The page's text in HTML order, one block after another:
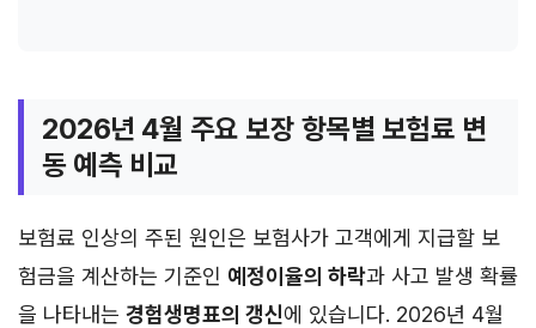
2026년 4월 주요 보장 항목별 보험료 변
동 예측 비교
보험료 인상의 주된 원인은 보험사가 고객에게 지급할 보
험금을 계산하는 기준인 예정이율의 하락과 사고 발생 확률
을 나타내는 경험생명표의 갱신에 있습니다. 2026년 4월